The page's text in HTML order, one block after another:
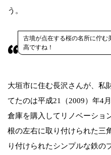
う。
古墳が点在する桜の名所に佇む
高ですね！
大垣市に住む長沢さんが、私
てたのは平成21（2009）年4
倉庫を購入してリノベーショ
根の左右に取り付けられた三
り付けられたシンプルな鉄の